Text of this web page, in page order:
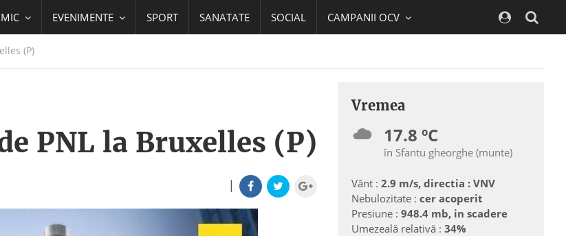
EVENIMENTE SPORT SANATATE SOCIAL CAMPANII OCV
(P)
PNL la Bruxelles (P)
|
Vremea
17.8 ºC
în Sfantu gheorghe (munte)
Vânt : 2.9 m/s, directia : VNV
Nebulozitate : cer acoperit
Presiune : 948.4 mb, in scadere
Umezeală relativă : 34%